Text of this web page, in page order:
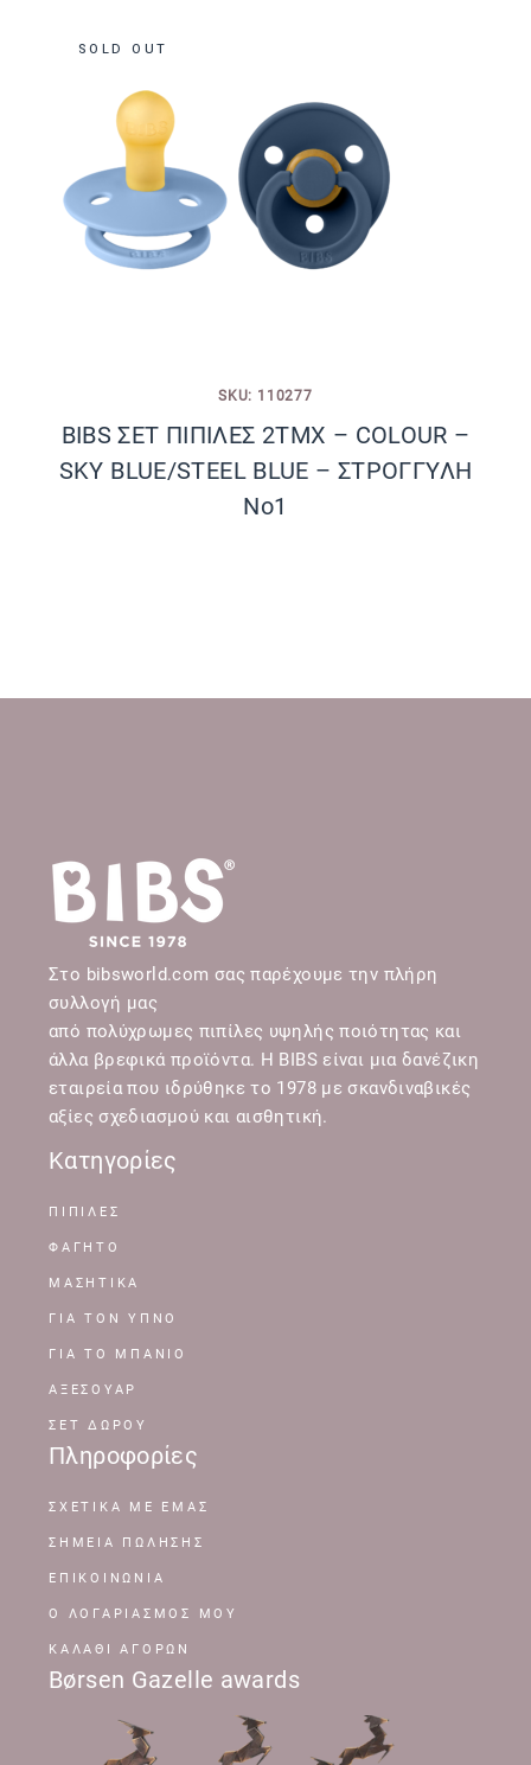
SOLD OUT
SKU: 110277
BIBS ΣΕΤ ΠΙΠΙΛΕΣ 2ΤΜΧ – COLOUR –
SKY BLUE/STEEL BLUE – ΣΤΡΟΓΓΥΛΗ
No1
Στο bibsworld.com σας παρέχουμε την πλήρη
συλλογή μας
από πολύχρωμες πιπίλες υψηλής ποιότητας και
άλλα βρεφικά προϊόντα. Η BIBS είναι μια δανέζικη
εταιρεία που ιδρύθηκε το 1978 με σκανδιναβικές
αξίες σχεδιασμού και αισθητική.
Κατηγορίες
ΠΙΠΙΛΕΣ
ΦΑΓΗΤΟ
ΜΑΣΗΤΙΚΑ
ΓΙΑ ΤΟΝ ΥΠΝΟ
ΓΙΑ ΤΟ ΜΠΑΝΙΟ
ΑΞΕΣΟΥΑΡ
ΣΕΤ ΔΩΡΟΥ
Πληροφορίες
ΣΧΕΤΙΚΆ ΜΕ ΕΜΆΣ
ΣΗΜΕΊΑ ΠΏΛΗΣΗΣ
ΕΠΙΚΟΙΝΩΝΊΑ
Ο ΛΟΓΑΡΙΑΣΜΌΣ ΜΟΥ
ΚΑΛΆΘΙ ΑΓΟΡΏΝ
Børsen Gazelle awards